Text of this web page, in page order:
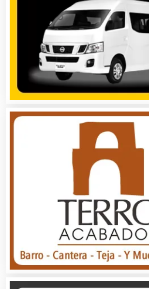
Artículos Importados
Artículos para el Hogar
Artículos para Regalos
Artículos Personales
Artículos Publicitarios
Aseguradoras
Asesores Técnicos
Asesoría Fiscal